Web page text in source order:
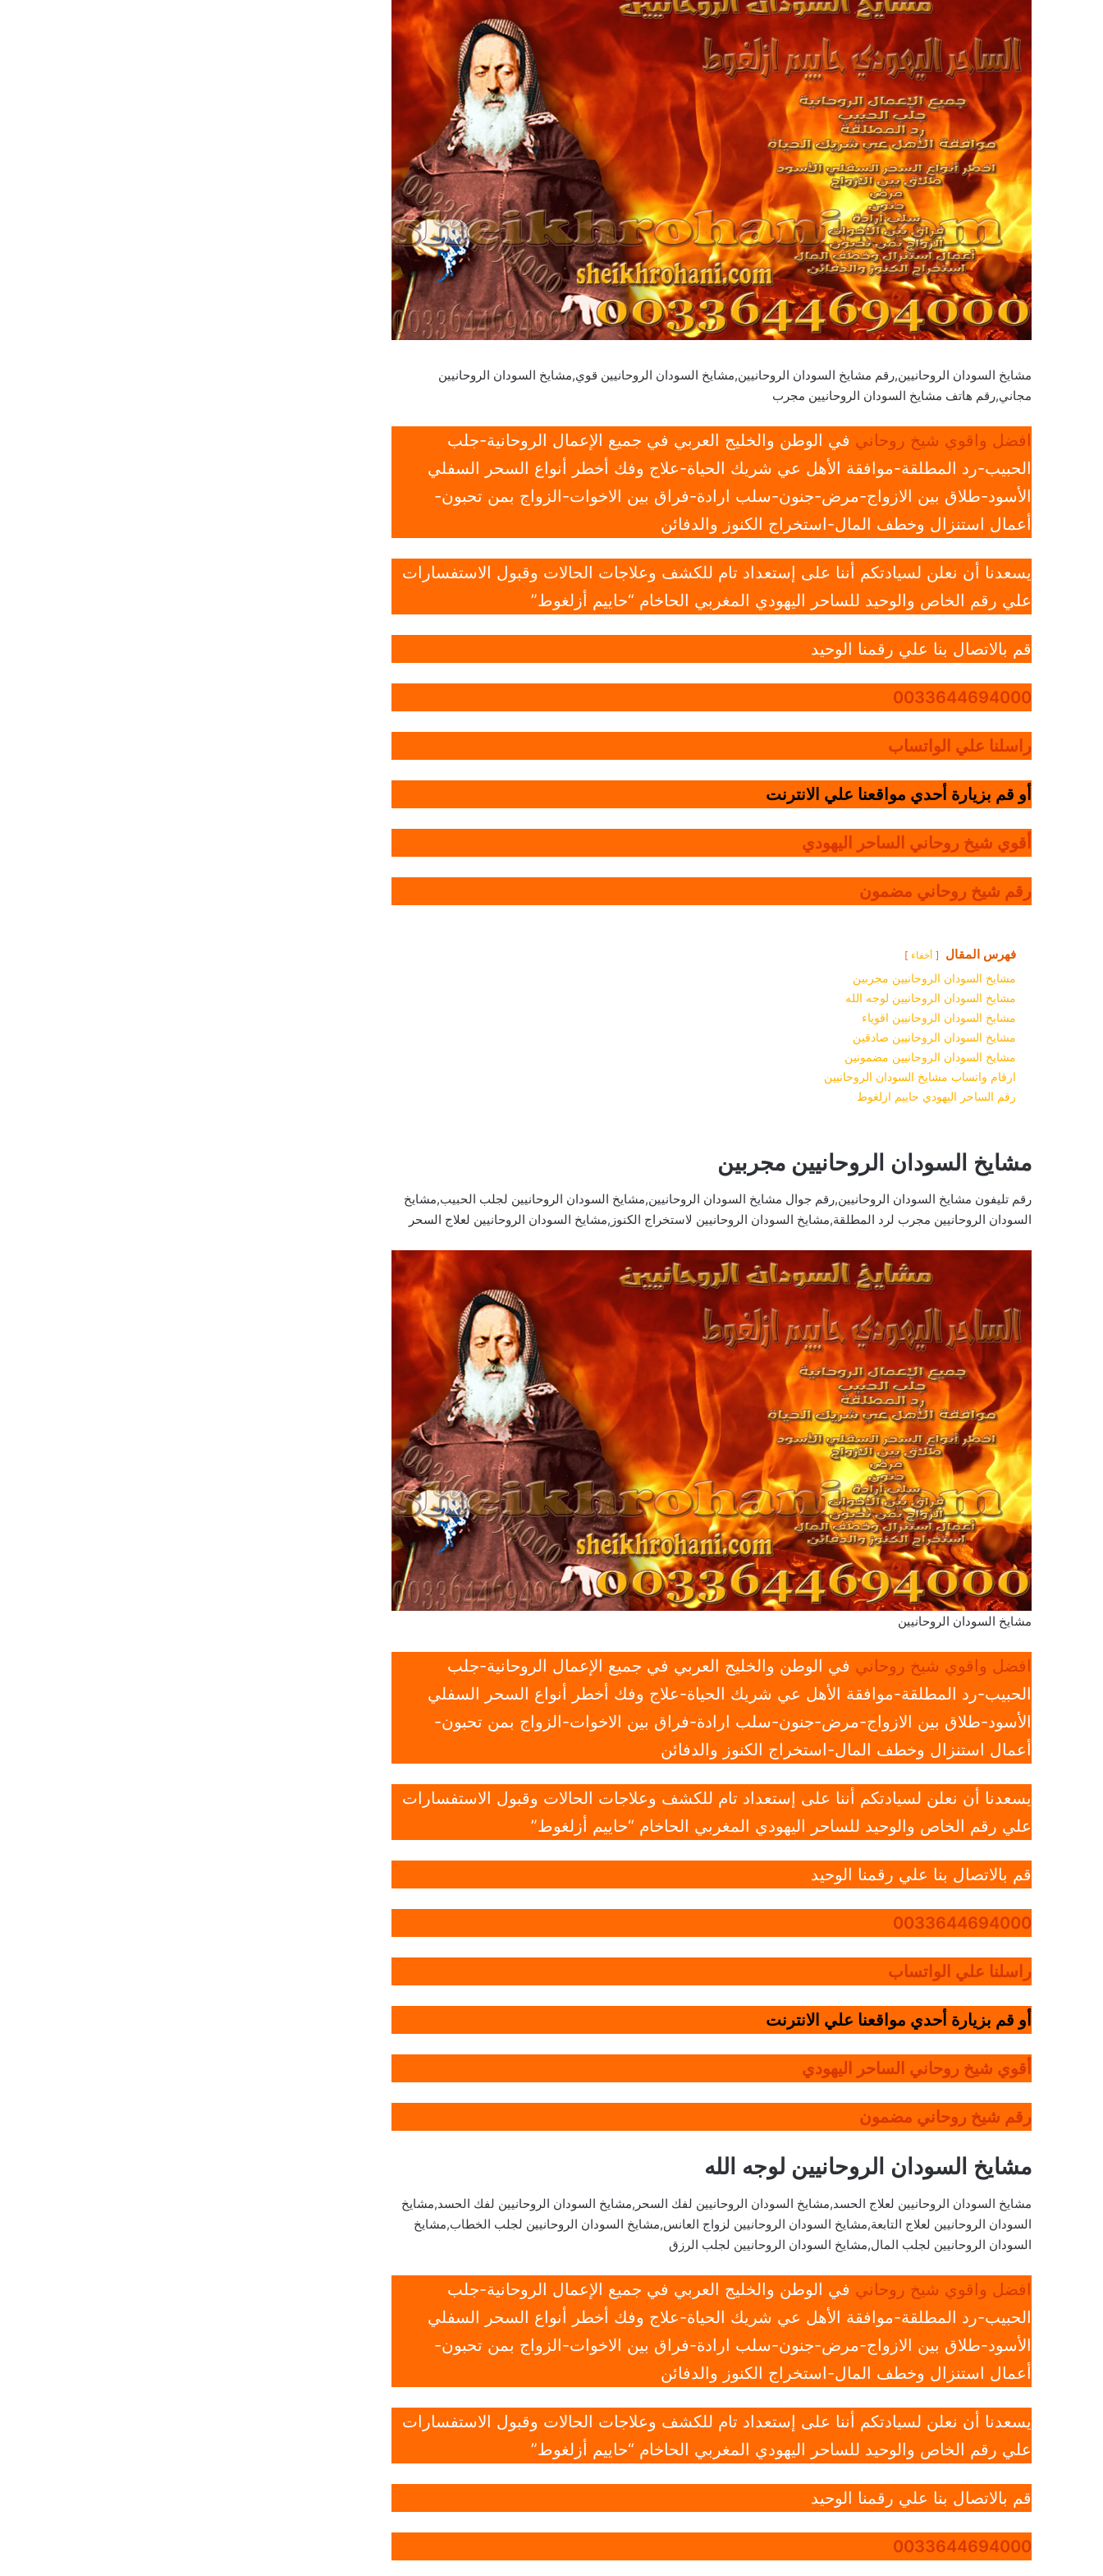
مشايخ السودان الروحانيين,رقم مشايخ السودان الروحانيين,مشايخ السودان الروحانيين قوي,مشايخ السودان الروحانيين
مجاني,رقم هاتف مشايخ السودان الروحانيين مجرب
افضل واقوي شيخ روحاني في الوطن والخليج العربي في جميع الإعمال الروحانية-جلب
الحبيب-رد المطلقة-موافقة الأهل عي شريك الحياة-علاج وفك أخطر أنواع السحر السفلي
الأسود-طلاق بين الازواج-مرض-جنون-سلب ارادة-فراق بين الاخوات-الزواج بمن تحبون-
أعمال استنزال وخطف المال-استخراج الكنوز والدفائن
يسعدنا أن نعلن لسيادتكم أننا على إستعداد تام للكشف وعلاجات الحالات وقبول الاستفسارات
علي رقم الخاص والوحيد للساحر اليهودي المغربي الحاخام “حاييم أزلغوط”
قم بالاتصال بنا علي رقمنا الوحيد
0033644694000
راسلنا علي الواتساب
أو قم بزيارة أحدي مواقعنا علي الانترنت
أقوي شيخ روحاني الساحر اليهودي
رقم شيخ روحاني مضمون
فهرس المقال أخفاء
مشايخ السودان الروحانيين مجربين
مشايخ السودان الروحانيين لوجه الله
مشايخ السودان الروحانيين اقوياء
مشايخ السودان الروحانيين صادقين
مشايخ السودان الروحانيين مضمونين
ارقام واتساب مشايخ السودان الروحانيين
رقم الساحر اليهودي حاييم ازلغوط
مشايخ السودان الروحانيين مجربين
رقم تليفون مشايخ السودان الروحانيين,رقم جوال مشايخ السودان الروحانيين,مشايخ السودان الروحانيين لجلب الحبيب,مشايخ
السودان الروحانيين مجرب لرد المطلقة,مشايخ السودان الروحانيين لاستخراج الكنوز,مشايخ السودان الروحانيين لعلاج السحر
مشايخ السودان الروحانيين
افضل واقوي شيخ روحاني في الوطن والخليج العربي في جميع الإعمال الروحانية-جلب
الحبيب-رد المطلقة-موافقة الأهل عي شريك الحياة-علاج وفك أخطر أنواع السحر السفلي
الأسود-طلاق بين الازواج-مرض-جنون-سلب ارادة-فراق بين الاخوات-الزواج بمن تحبون-
أعمال استنزال وخطف المال-استخراج الكنوز والدفائن
يسعدنا أن نعلن لسيادتكم أننا على إستعداد تام للكشف وعلاجات الحالات وقبول الاستفسارات
علي رقم الخاص والوحيد للساحر اليهودي المغربي الحاخام “حاييم أزلغوط”
قم بالاتصال بنا علي رقمنا الوحيد
0033644694000
راسلنا علي الواتساب
أو قم بزيارة أحدي مواقعنا علي الانترنت
أقوي شيخ روحاني الساحر اليهودي
رقم شيخ روحاني مضمون
مشايخ السودان الروحانيين لوجه الله
مشايخ السودان الروحانيين لعلاج الحسد,مشايخ السودان الروحانيين لفك السحر,مشايخ السودان الروحانيين لفك الحسد,مشايخ
السودان الروحانيين لعلاج التابعة,مشايخ السودان الروحانيين لزواج العانس,مشايخ السودان الروحانيين لجلب الخطاب,مشايخ
السودان الروحانيين لجلب المال,مشايخ السودان الروحانيين لجلب الرزق
افضل واقوي شيخ روحاني في الوطن والخليج العربي في جميع الإعمال الروحانية-جلب
الحبيب-رد المطلقة-موافقة الأهل عي شريك الحياة-علاج وفك أخطر أنواع السحر السفلي
الأسود-طلاق بين الازواج-مرض-جنون-سلب ارادة-فراق بين الاخوات-الزواج بمن تحبون-
أعمال استنزال وخطف المال-استخراج الكنوز والدفائن
يسعدنا أن نعلن لسيادتكم أننا على إستعداد تام للكشف وعلاجات الحالات وقبول الاستفسارات
علي رقم الخاص والوحيد للساحر اليهودي المغربي الحاخام “حاييم أزلغوط”
قم بالاتصال بنا علي رقمنا الوحيد
0033644694000